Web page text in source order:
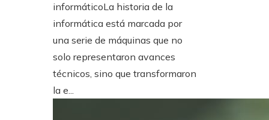
informáticoLa historia de la
informática está marcada por
una serie de máquinas que no
solo representaron avances
técnicos, sino que transformaron
la e...